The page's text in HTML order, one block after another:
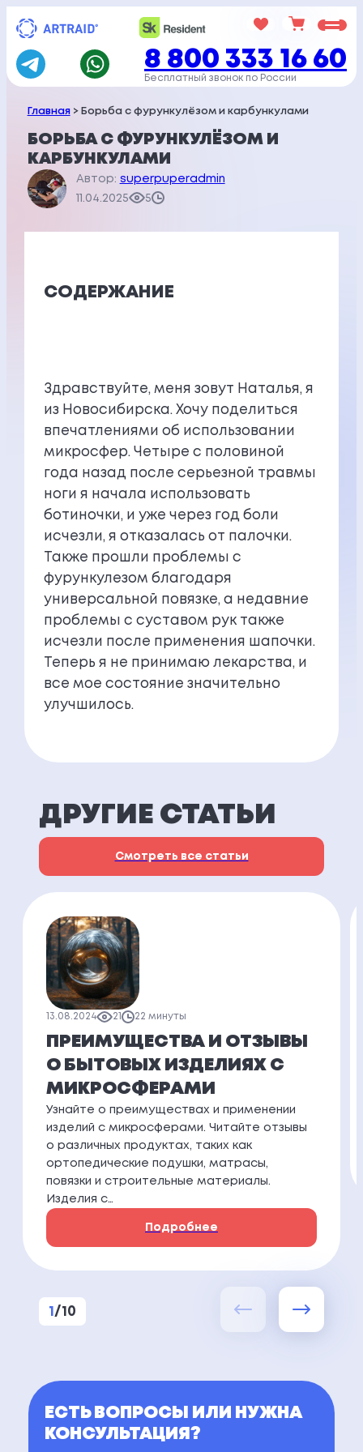
Перейти
содержимому
8 800 333 16 60
Бесплатный звонок по России
Главная> Борьба с фурункулёзом и карбункулами
БОРЬБА С ФУРУНКУЛЁЗОМ И
КАРБУНКУЛАМИ
Автор: superpuperadmin
11.04.2025 5
СОДЕРЖАНИЕ
Здравствуйте, меня зовут Наталья, я
из Новосибирска. Хочу поделиться
впечатлениями об использовании
микросфер. Четыре с половиной
года назад после серьезной травмы
ноги я начала использовать
ботиночки, и уже через год боли
исчезли, я отказалась от палочки.
Также прошли проблемы с
фурункулезом благодаря
универсальной повязке, а недавние
проблемы с суставом рук также
исчезли после применения шапочки.
Теперь я не принимаю лекарства, и
все мое состояние значительно
улучшилось.
ДРУГИЕ СТАТЬИ
Смотреть все статьи
13.08.2024 21 22 минуты
ПРЕИМУЩЕСТВА И ОТЗЫВЫ
О БЫТОВЫХ ИЗДЕЛИЯХ С
МИКРОСФЕРАМИ
Узнайте о преимуществах и применении
изделий с микросферами. Читайте отзывы
о различных продуктах, таких как
ортопедические подушки, матрасы,
повязки и строительные материалы.
Изделия с…
Подробнее
1 / 10
ЕСТЬ ВОПРОСЫ ИЛИ НУЖНА
КОНСУЛЬТАЦИЯ?